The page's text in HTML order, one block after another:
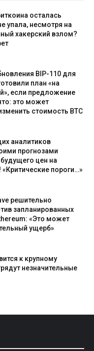
осталась
упала, несмотря на
хакерский взлом?
BIP-110 для
план «на
если предложение
это может
стоимость BTC
аналитиков
прогнозами
цен на
«Критические пороги…»
решительно
запланированных
«Это может
ущерб»
к крупному
незначительные